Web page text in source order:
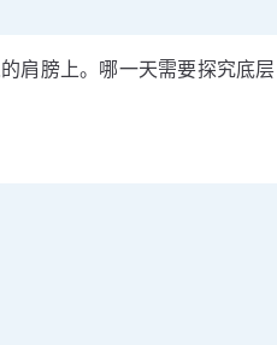
肩膀上。哪一天需要探究底